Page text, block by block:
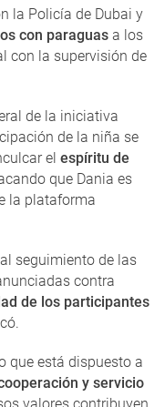
la Policía de Dubai y
con paraguas a los
con la supervisión de
de la iniciativa
de la niña se
el espíritu de
que Dania es
la plataforma
seguimiento de las
contra
de los participantes
que está dispuesto a
y servicio